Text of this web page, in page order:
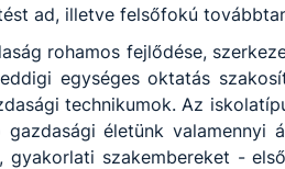
ad, illetve felsőfokú
rohamos fejlődése,
egységes oktatás
technikumok. Az
gazdasági életünk valamennyi
gyakorlati szakembereket -